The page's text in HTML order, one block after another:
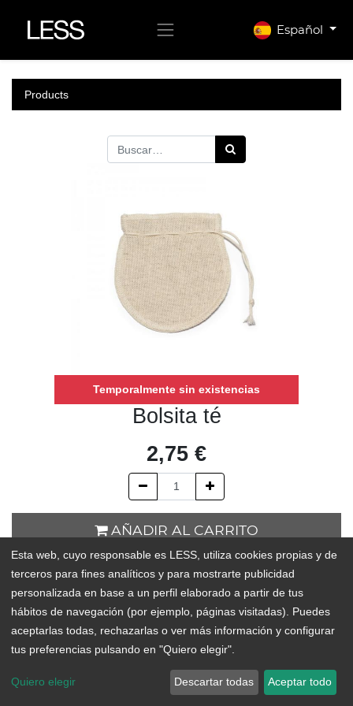
Español
Products
Temporalmente sin existencias
Bolsita té
2,75 €
AÑADIR AL CARRITO
Temporalmente sin existencias
Add to Wishlist
Estas bolsitas individuales para el té e infusiones están fabricadas
en España con algodón reciclado y cáñamo. Podrás rellenarlas
de tus infusiones y tés favoritos, así como especias u otros
Esta web, cuyo responsable es LESS, utiliza cookies propias y de
terceros para fines analíticos y para mostrarte publicidad
personalizada en base a un perfil elaborado a partir de tus
hábitos de navegación (por ejemplo, páginas visitadas). Puedes
aceptarlas todas, rechazarlas o ver más información y configurar
tus preferencias pulsando en "Quiero elegir".
Quiero elegir Descartar todas Aceptar todo